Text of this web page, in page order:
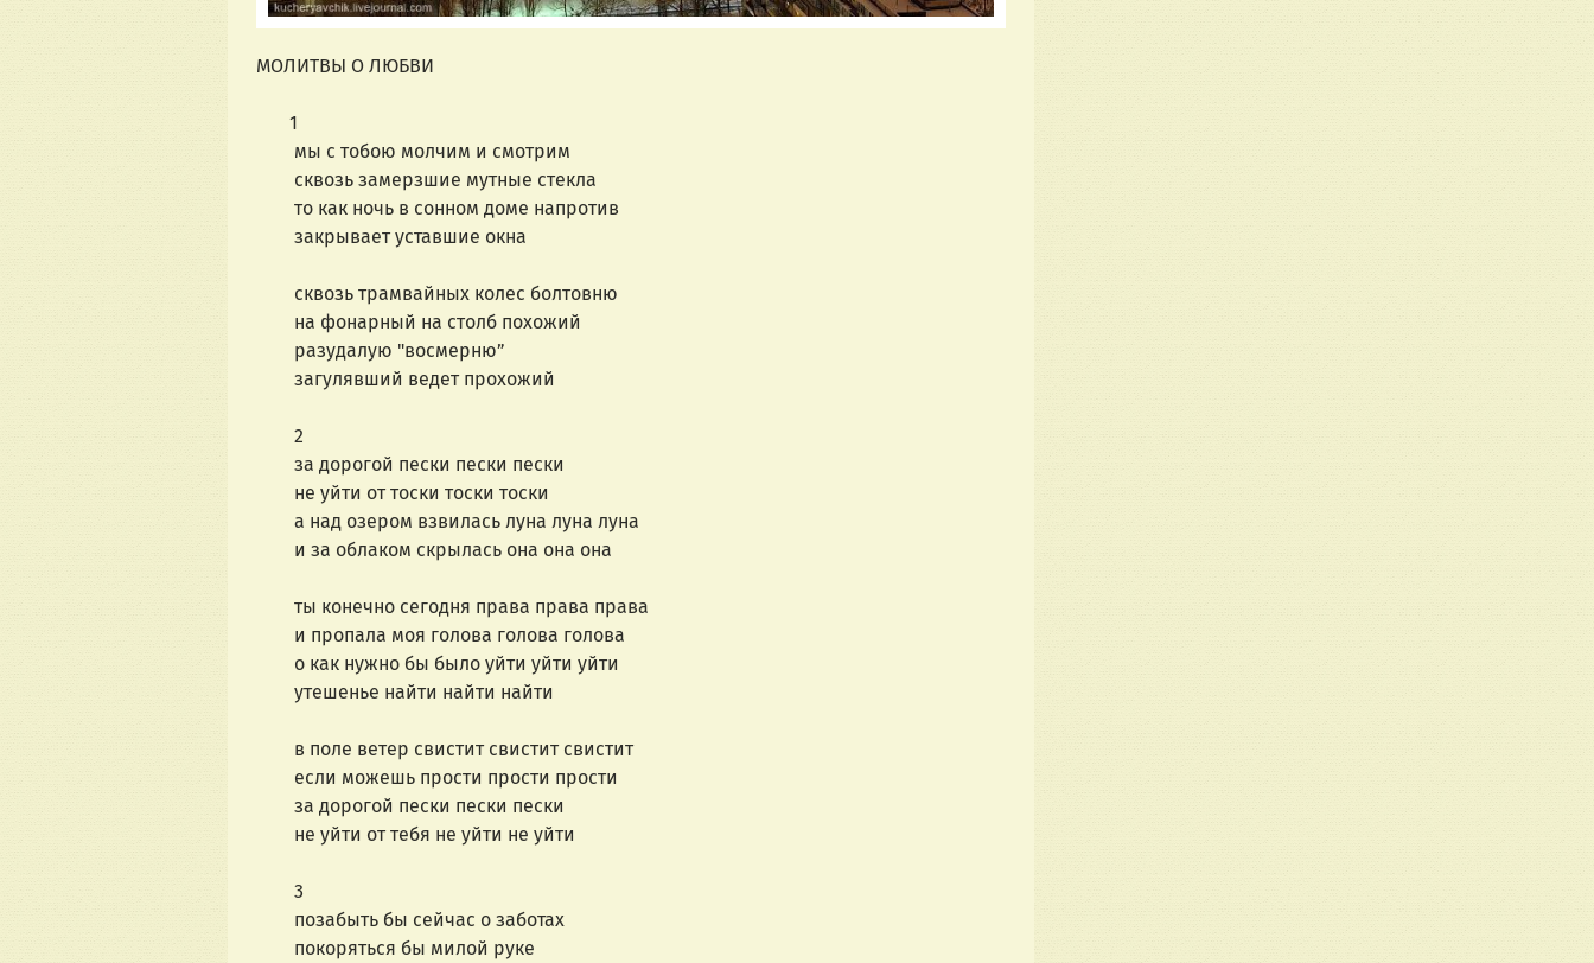
МОЛИТВЫ О ЛЮБВИ
1
мы с тобою молчим и смотрим
сквозь замерзшие мутные стекла
то как ночь в сонном доме напротив
закрывает уставшие окна
сквозь трамвайных колес болтовню
на фонарный на столб похожий
разудалую "восмерню”
загулявший ведет прохожий
2
за дорогой пески пески пески
не уйти от тоски тоски тоски
а над озером взвилась луна луна луна
и за облаком скрылась она она она
ты конечно сегодня права права права
и пропала моя голова голова голова
о как нужно бы было уйти уйти уйти
утешенье найти найти найти
в поле ветер свистит свистит свистит
если можешь прости прости прости
за дорогой пески пески пески
не уйти от тебя не уйти не уйти
3
позабыть бы сейчас о заботах
покоряться бы милой руке